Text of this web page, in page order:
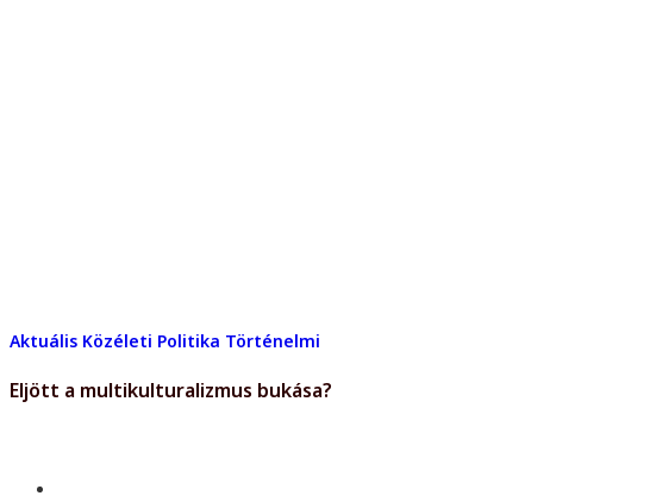
Aktuális Közéleti Politika Történelmi
Eljött a multikulturalizmus bukása?